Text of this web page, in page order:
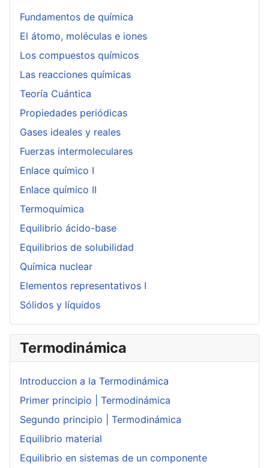
Fundamentos de química
El átomo, moléculas e iones
Los compuestos químicos
Las reacciones químicas
Teoría Cuántica
Propiedades periódicas
Gases ideales y reales
Fuerzas intermoleculares
Enlace químico I
Enlace químico II
Termoquímica
Equilibrio ácido-base
Equilibrios de solubilidad
Química nuclear
Elementos representativos I
Sólidos y líquidos
Termodinámica
Introduccion a la Termodinámica
Primer principio | Termodinámica
Segundo principio | Termodinámica
Equilibrio material
Equilibrio en sistemas de un componente